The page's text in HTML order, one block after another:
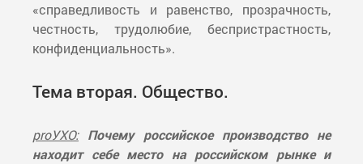
«справедливость и равенство, прозрачность,
честность, трудолюбие, беспристрастность,
конфиденциальность».
Тема вторая. Общество.
proУХО: Почему российское производство не
находит себе место на российском рынке и